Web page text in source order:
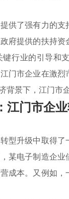
供了强有力的支
府提供的扶持
行业的引导和
门市企业在激
背景下，江门
江门市企
型升级中取得
某电子制造企业
成本。又例如